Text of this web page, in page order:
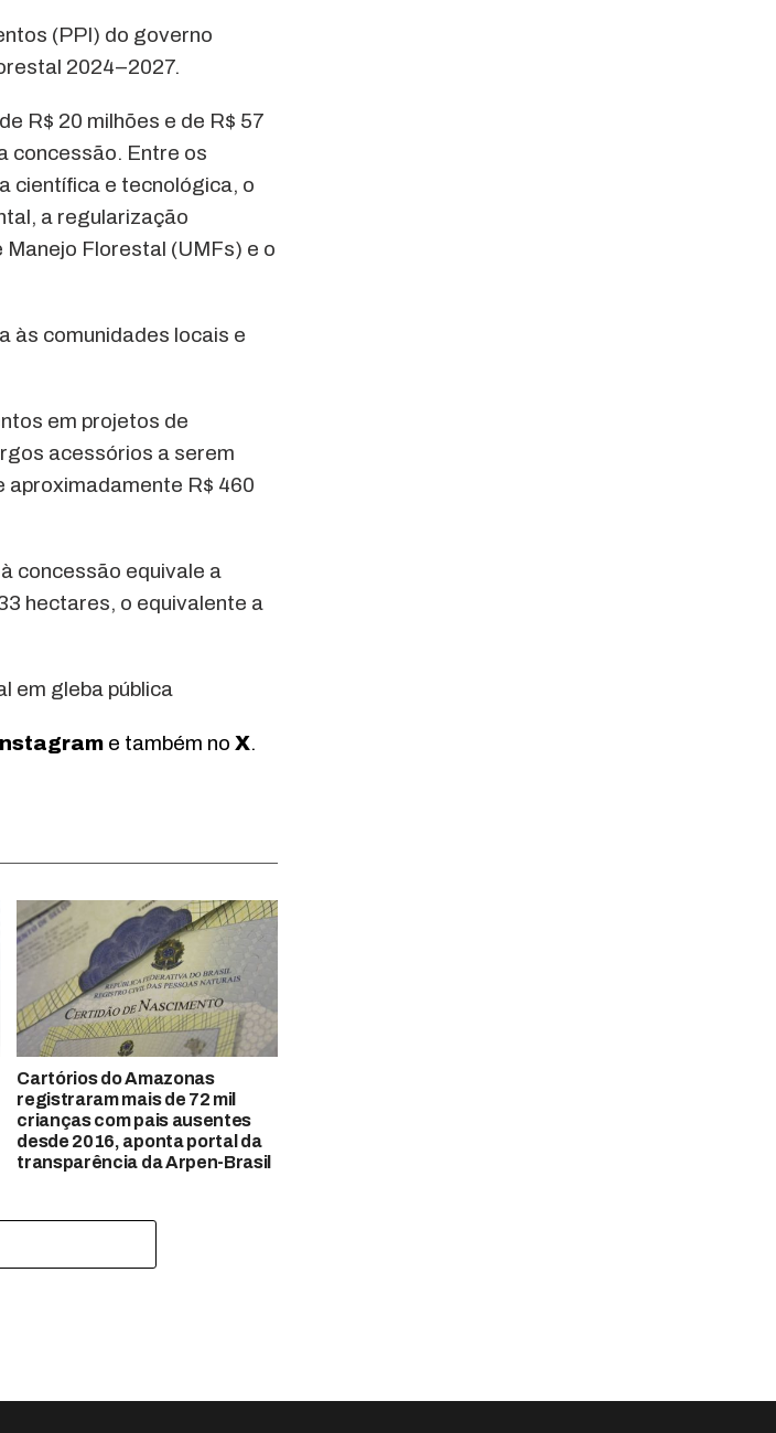
(PPI) do governo
2024–2027.
R$ 20 milhões e de R$ 57
concessão. Entre os
científica e tecnológica, o
a regularização
Florestal (UMFs) e o
às comunidades locais e
em projetos de
acessórios a serem
aproximadamente R$ 460
concessão equivale a
hectares, o equivalente a
em gleba pública
e também no X.
Cartórios do Amazonas
registraram mais de 72 mil
crianças com pais ausentes
desde 2016, aponta portal da
transparência da Arpen-Brasil